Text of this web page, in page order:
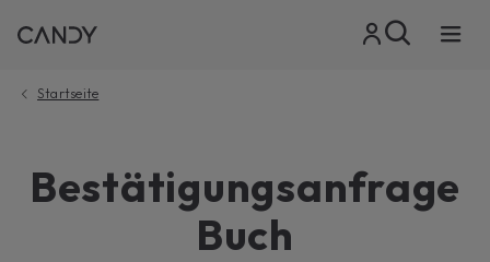
Startseite
Bestätigungsanfrage
Buch